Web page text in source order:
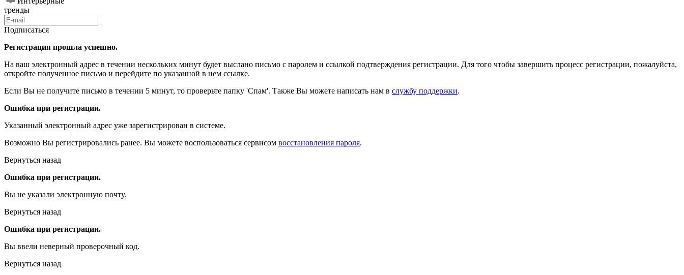
тренды
Подписаться
Регистрация прошла успешно.
На ваш электронный адрес в течении нескольких минут будет выслано письмо с паролем и ссылкой подтверждения регистрации. Для того чтобы завершить процесс регистрации, пожалуйста,
откройте полученное письмо и перейдите по указанной в нем ссылке.
Если Вы не получите письмо в течении 5 минут, то проверьте папку 'Спам'. Также Вы можете написать нам в службу поддержки.
Ошибка при регистрации.
Указанный электронный адрес уже зарегистрирован в системе.
Возможно Вы регистрировались ранее. Вы можете воспользоваться сервисом восстановления пароля.
Вернуться назад
Ошибка при регистрации.
Вы не указали электронную почту.
Вернуться назад
Ошибка при регистрации.
Вы ввели неверный проверочный код.
Вернуться назад